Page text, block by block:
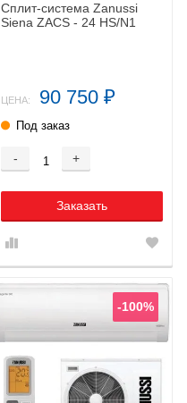
Сплит-система Zanussi
Siena ZACS - 24 HS/N1
ЦЕНА: 90 750 ₽
Под заказ
- +
Заказать
-100%